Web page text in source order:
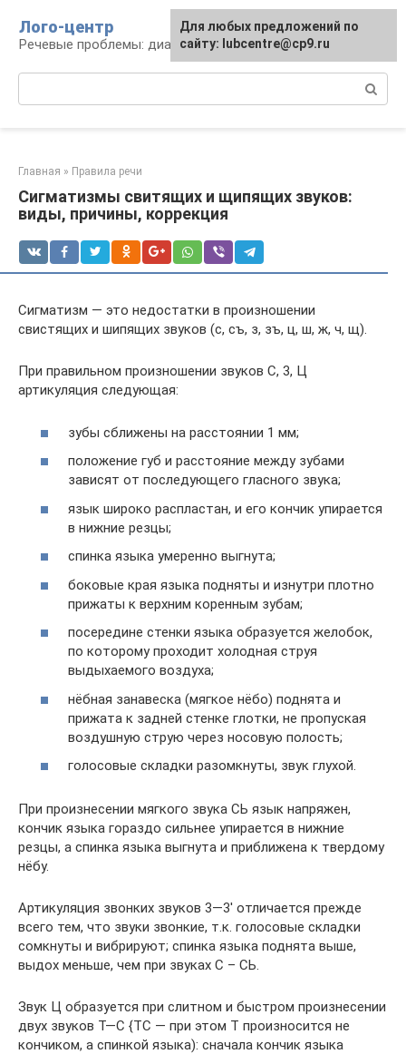
контенту
Лого-центр
Речевые проблемы: диагностика и терапия
Главная » Правила речи
Сигматизмы свитящих и щипящих звуков:
виды, причины, коррекция
Сигматизм — это недостатки в произношении
свистящих и шипящих звуков (с, съ, з, зъ, ц, ш, ж, ч, щ).
При правильном произношении звуков С, 3, Ц
артикуляция следующая:
зубы сближены на расстоянии 1 мм;
положение губ и расстояние между зубами
зависят от последующего гласного звука;
язык широко распластан, и его кончик упирается
в нижние резцы;
спинка языка умеренно выгнута;
боковые края языка подняты и изнутри плотно
прижаты к верхним коренным зубам;
посередине стенки языка образуется желобок,
по которому проходит холодная струя
выдыхаемого воздуха;
нёбная занавеска (мягкое нёбо) поднята и
прижата к задней стенке глотки, не пропуская
воздушную струю через носовую полость;
голосовые складки разомкнуты, звук глухой.
При произнесении мягкого звука СЬ язык напряжен,
кончик языка гораздо сильнее упирается в нижние
резцы, а спинка языка выгнута и приближена к твердому
нёбу.
Артикуляция звонких звуков 3—3′ отличается прежде
всего тем, что звуки звонкие, т.к. голосовые складки
сомкнуты и вибрируют; спинка языка поднята выше,
выдох меньше, чем при звуках С – СЬ.
Звук Ц образуется при слитном и быстром произнесении
двух звуков Т—С {ТС — при этом Т произносится не
кончиком, а спинкой языка): сначала кончик языка
Для любых предложений по
сайту: lubcentre@cp9.ru